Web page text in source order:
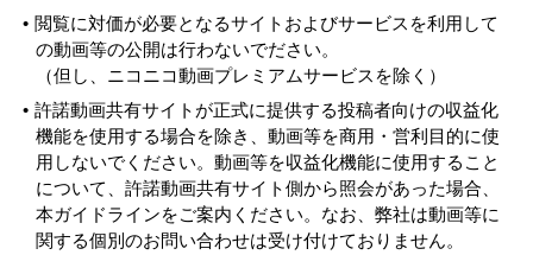
閲覧に対価が必要となるサイトおよびサービスを利用して
の動画等の公開は行わないでださい。
（但し、ニコニコ動画プレミアムサービスを除く）
許諾動画共有サイトが正式に提供する投稿者向けの収益化
機能を使用する場合を除き、動画等を商用・営利目的に使
用しないでください。動画等を収益化機能に使用すること
について、許諾動画共有サイト側から照会があった場合、
本ガイドラインをご案内ください。なお、弊社は動画等に
関する個別のお問い合わせは受け付けておりません。